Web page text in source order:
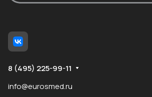
8 (495) 225-99-11
info@eurosmed.ru